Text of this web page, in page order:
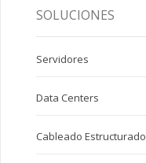
SOLUCIONES
Servidores
Data Centers
Cableado Estructurado